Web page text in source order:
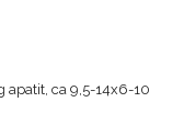
apatit, ca 9,5-14x6-10